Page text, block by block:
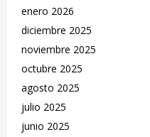
enero 2026
diciembre 2025
noviembre 2025
octubre 2025
agosto 2025
julio 2025
junio 2025